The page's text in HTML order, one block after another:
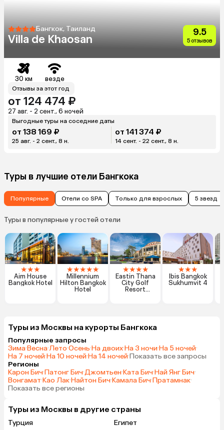
Бангкок, Таиланд
Villa de Khaosan
9.5
5 отзывов
30 км везде
Отзывы за этот год
от 124 474 ₽
27 авг. - 2 сент., 6 ночей
Выгодные туры на соседние даты
от 138 169 ₽
25 авг. - 2 сент., 8 н.
от 141 374 ₽
14 сент. - 22 сент., 8 н.
Туры в лучшие отели Бангкока
Популярные Отели со SPA Только для взрослых 5 звезд
Туры в популярные у гостей отели
★★★
Aim House
Bangkok Hotel
★★★★★
Millennium
Hilton Bangkok
Hotel
★★★★
Eastin Thana
City Golf
Resort
★★★
Ibis Bangkok
Sukhumvit 4
Туры из Москвы на курорты Бангкока
Популярные запросы
Зима·Весна·Лето·Осень·На двоих·На 3 ночи·На 5 ночей·
На 7 ночей·На 10 ночей·На 14 ночей·Показать все запросы
Регионы
Карон Бич·Патонг Бич·Джомтьен·Ката Бич·Най Янг Бич·
Вонгамат·Као Лак·Найтон Бич·Камала Бич·Пратамнак·
Показать все регионы
Туры из Москвы в другие страны
Турция
Египет